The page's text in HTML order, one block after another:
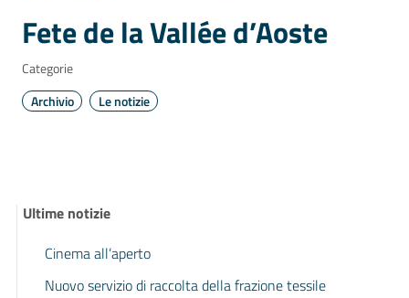
Fete de la Vallée d’Aoste
Categorie
Archivio
Le notizie
Ultime notizie
Cinema all’aperto
Nuovo servizio di raccolta della frazione tessile